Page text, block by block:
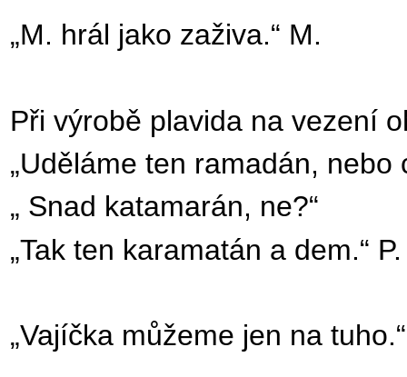
„M. hrál jako zaživa.“ M.
Při výrobě plavida na vezení
„Uděláme ten ramadán, nebo
„ Snad katamarán, ne?“
„Tak ten karamatán a dem.“ P.
„Vajíčka můžeme jen na